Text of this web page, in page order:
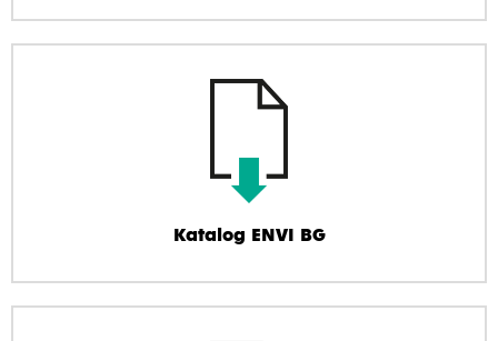
Katalog ENVI BG